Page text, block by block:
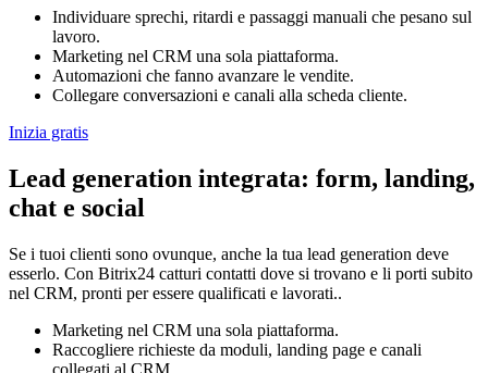
Individuare sprechi, ritardi e passaggi manuali che pesano sul
lavoro.
Marketing nel CRM una sola piattaforma.
Automazioni che fanno avanzare le vendite.
Collegare conversazioni e canali alla scheda cliente.
Inizia gratis
Lead generation integrata: form, landing,
chat e social
Se i tuoi clienti sono ovunque, anche la tua lead generation deve
esserlo. Con Bitrix24 catturi contatti dove si trovano e li porti subito
nel CRM, pronti per essere qualificati e lavorati..
Marketing nel CRM una sola piattaforma.
Raccogliere richieste da moduli, landing page e canali
collegati al CRM.